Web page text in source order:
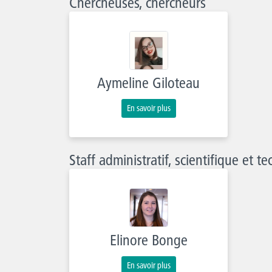
Aymeline Giloteau
En savoir plus
Staff administratif, scientifique et
Elinore Bonge
En savoir plus